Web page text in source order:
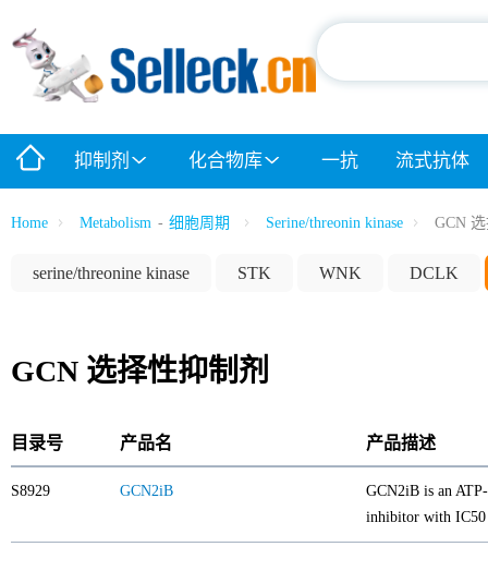
抑制剂 化合物库 一抗 流式抗体
Home Metabolism - 细胞周期 Serine/threonin kinase GCN
serine/threonine kinase STK WNK DCLK
GCN 选择性抑制剂
目录号 产品名 产品描述
S8929 GCN2iB
GCN2iB is an
inhibitor with